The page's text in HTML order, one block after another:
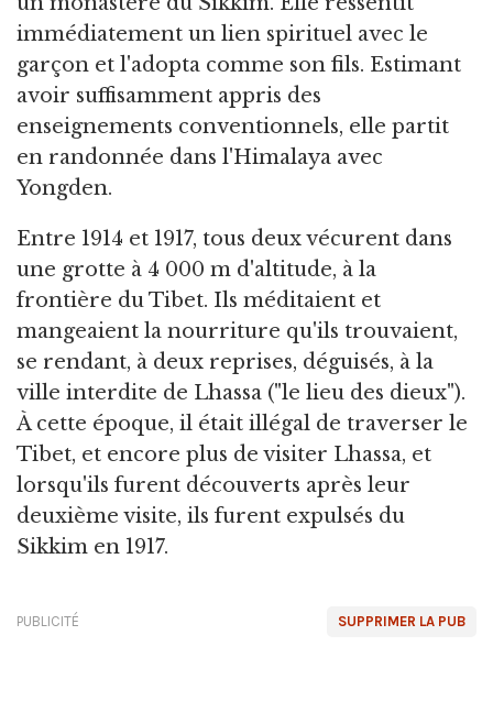
immédiatement un lien spirituel avec le
garçon et l'adopta comme son fils. Estimant
avoir suffisamment appris des
enseignements conventionnels, elle partit
en randonnée dans l'Himalaya avec
Yongden.
Entre 1914 et 1917, tous deux vécurent dans
une grotte à 4 000 m d'altitude, à la
frontière du Tibet. Ils méditaient et
mangeaient la nourriture qu'ils trouvaient,
se rendant, à deux reprises, déguisés, à la
ville interdite de Lhassa ("le lieu des dieux").
À cette époque, il était illégal de traverser le
Tibet, et encore plus de visiter Lhassa, et
lorsqu'ils furent découverts après leur
deuxième visite, ils furent expulsés du
Sikkim en 1917.
SUPPRIMER LA PUB
PUBLICITÉ